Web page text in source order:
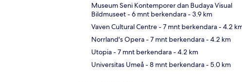
Museum Seni Kontemporer dan Budaya Visual
Bildmuseet- 6 mnt berkendara- 3.9 km
Vaven Cultural Centre- 7 mnt berkendara- 4.2
Norrland's Opera- 7 mnt berkendara- 4.2 km
Utopia- 7 mnt berkendara- 4.2 km
Universitas Umeå- 8 mnt berkendara- 5.0 km